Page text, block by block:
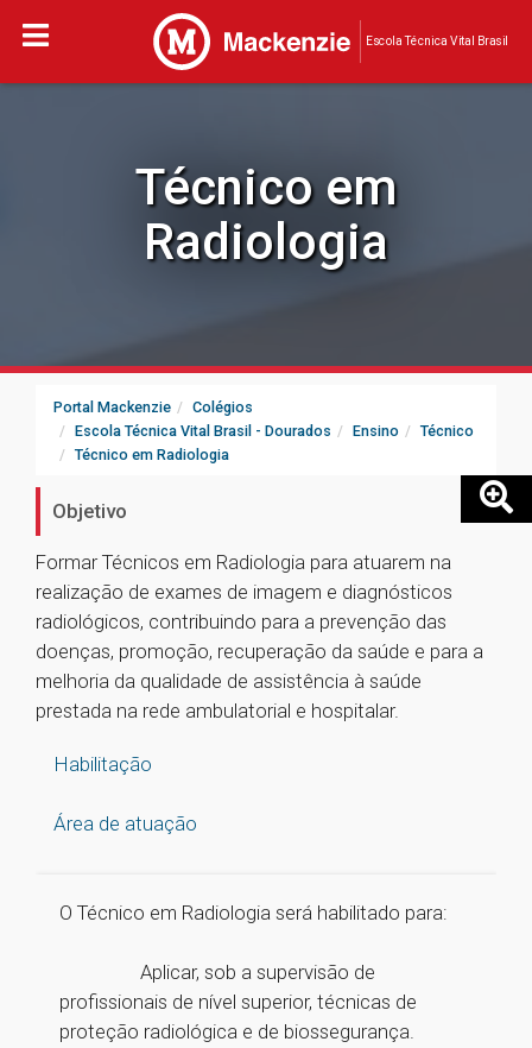
Escola Técnica Vital Brasil
Técnico em
Radiologia
Portal Mackenzie
Colégios
Escola Técnica Vital Brasil - Dourados
Ensino
Técnico
Técnico em Radiologia
Objetivo
Formar Técnicos em Radiologia para atuarem na
realização de exames de imagem e diagnósticos
radiológicos, contribuindo para a prevenção das
doenças, promoção, recuperação da saúde e para a
melhoria da qualidade de assistência à saúde
prestada na rede ambulatorial e hospitalar.
Habilitação
Área de atuação
O Técnico em Radiologia será habilitado para:
Aplicar, sob a supervisão de
profissionais de nível superior, técnicas de
proteção radiológica e de biossegurança.